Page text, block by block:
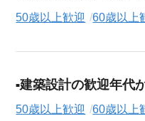
50歳以上歓迎 60歳以上
建築設計の歓迎年代
50歳以上歓迎 60歳以上